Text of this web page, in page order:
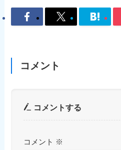
コメント
コメントする
コメント ※